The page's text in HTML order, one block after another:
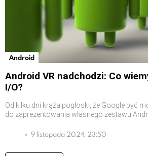
Android
Android VR nadchodzi: Co
I/O?
Od kilku dni krążą pogłoski, że Google być
do zaprezentowania własnego zestawu
9 listopada 2024, 23:50